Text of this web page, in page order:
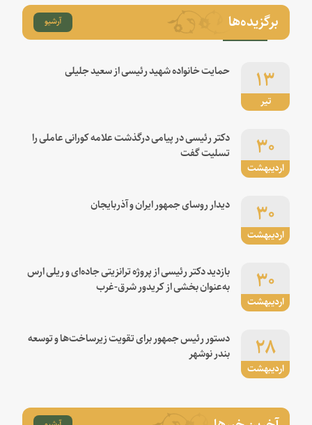
برگزیده‌ها آرشیو
تیر
۱۳ حمایت خانواده شهید رئیسی از سعید جلیلی
اردیبهشت
۳۰
دکتر رئیسی در پیامی درگذشت علامه کورانی عاملی را
تسلیت گفت
اردیبهشت
۳۰ دیدار روسای جمهور ایران و آذربایجان
اردیبهشت
۳۰
بازدید دکتر رئیسی از پروژه ترانزیتی جاده‌ای و ریلی ارس
به‌عنوان بخشی از کریدور شرق-غرب
اردیبهشت
۲۸
دستور رئیس جمهور برای تقویت زیرساخت‌ها و توسعه
بندر نوشهر